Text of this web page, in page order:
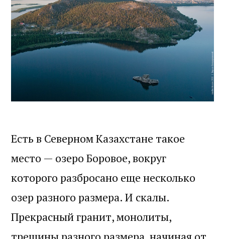
Есть в Северном Казахстане такое
место — озеро Боровое, вокруг
которого разбросано еще несколько
озер разного размера. И скалы.
Прекрасный гранит, монолиты,